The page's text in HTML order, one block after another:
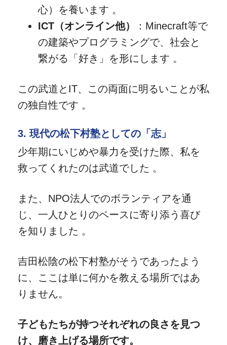
心）を養います 。
ICT（オンライン他）
：Minecraft等で
の建築やプログラミングで、社会と
繋がる「好き」を形にします 。
この武道とIT、この両面に明るいことが私
の独自性です 。
3. 現代の松下村塾としての「志」
少年期にいじめや暴力を受けた際、私を
救ってくれたのは武道でした 。
また、NPO法人でのボランティアを通
じ、一人ひとりのペースに寄り添う喜び
を知りました 。
吉田松陰の松下村塾がそうであったよう
に、ここは単に何かを教える場所ではあ
りません。
子どもたちが持つそれぞれの良さを見つ
け、磨き上げる場所です。